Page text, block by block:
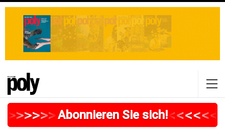
>>>>>>>>>>>>>>>>>
Abonnieren Sie sich!<<<<<<